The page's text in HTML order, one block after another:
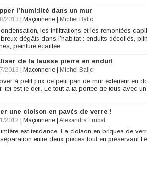
l’humidité dans un mur
2013 | Maçonnerie | Michel Balic
les infiltrations et les remontées
dégâts dans l’habitat : enduits décollés,
peinture écaillée
de la fausse pierre en enduit
2013 | Maçonnerie | Michel Balic
à petit prix ce petit pan de mur extérieur en
tel est le défi. Le tout à la portée de tous avec
une cloison en pavés de verre !
2012 | Maçonnerie | Alexandra Trubat
est tendance. La cloison en briques de
entre deux pièces tout en préservant